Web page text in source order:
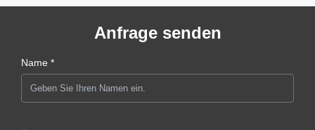
Anfrage senden
Name *